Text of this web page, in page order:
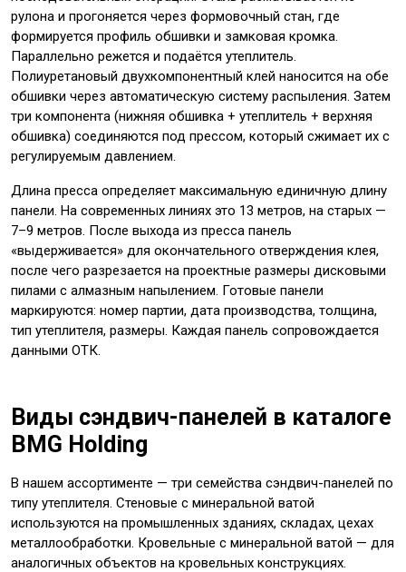
рулона и прогоняется через формовочный стан, где
формируется профиль обшивки и замковая кромка.
Параллельно режется и подаётся утеплитель.
Полиуретановый двухкомпонентный клей наносится на обе
обшивки через автоматическую систему распыления. Затем
три компонента (нижняя обшивка + утеплитель + верхняя
обшивка) соединяются под прессом, который сжимает их с
регулируемым давлением.
Длина пресса определяет максимальную единичную длину
панели. На современных линиях это 13 метров, на старых —
7–9 метров. После выхода из пресса панель
«выдерживается» для окончательного отверждения клея,
после чего разрезается на проектные размеры дисковыми
пилами с алмазным напылением. Готовые панели
маркируются: номер партии, дата производства, толщина,
тип утеплителя, размеры. Каждая панель сопровождается
данными ОТК.
Виды сэндвич-панелей в каталоге
BMG Holding
В нашем ассортименте — три семейства сэндвич-панелей по
типу утеплителя. Стеновые с минеральной ватой
используются на промышленных зданиях, складах, цехах
металлообработки. Кровельные с минеральной ватой — для
аналогичных объектов на кровельных конструкциях.